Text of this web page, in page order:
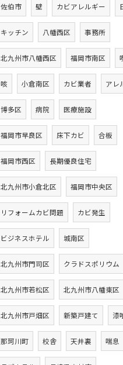
佐伯市 壁 カビアレルギー
キッチン 八幡西区 事務所
北九州市八幡西区 福岡市南区
咳 小倉南区 カビ業者 アレ
博多区 病院 医療施設
福岡市早良区 床下カビ 合板
福岡市西区 長期優良住宅
北九州市小倉北区 福岡市中央区
リフォームカビ問題 カビ発生
ビジネスホテル 城南区
北九州市門司区 クラドスポリウム
北九州市若松区 北九州市八幡東区
北九州市戸畑区 新築戸建て 漆
那珂川町 校舎 天井裏 喘息